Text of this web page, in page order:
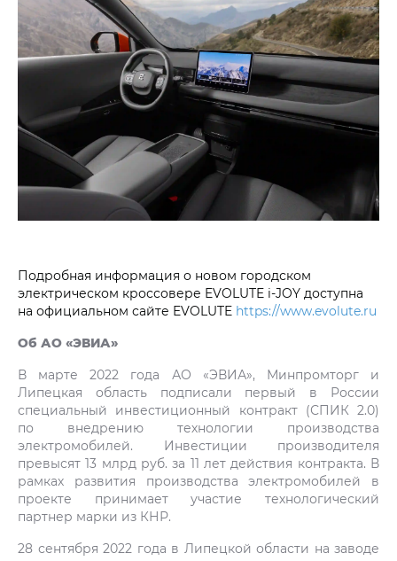
Подробная информация о новом городском
электрическом кроссовере EVOLUTE i‑JOY доступна
на официальном сайте EVOLUTE https://www.evolute.ru
Об АО «ЭВИА»
В марте 2022 года АО «ЭВИА», Минпромторг и
Липецкая область подписали первый в России
специальный инвестиционный контракт (СПИК 2.0)
по внедрению технологии производства
электромобилей. Инвестиции производителя
превысят 13 млрд руб. за 11 лет действия контракта. В
рамках развития производства электромобилей в
проекте принимает участие технологический
партнер марки из КНР.
28 сентября 2022 года в Липецкой области на заводе